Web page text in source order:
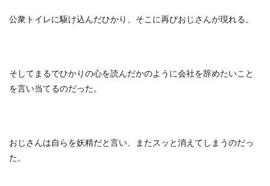
公衆トイレに駆け込んだひかり、そこに再びおじさんが現れる。
そしてまるでひかりの心を読んだかのように会社を辞めたいこと
を言い当てるのだった。
おじさんは自らを妖精だと言い、またスッと消えてしまうのだっ
た。